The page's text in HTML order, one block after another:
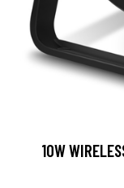
10W